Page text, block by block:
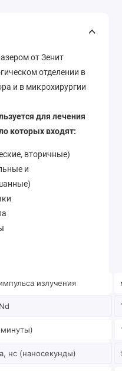
от Зенит
отделении в
и в микрохирургии
для лечения
которых входят:
вторичные)
и
излучения
нс (наносекунды)